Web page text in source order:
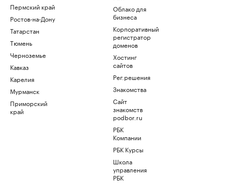
Пермский край
Ростов-на-Дону
Татарстан
Тюмень
Черноземье
Кавказ
Карелия
Мурманск
Приморский
край
Облако для
бизнеса
Корпоративный
регистратор
доменов
Хостинг
сайтов
Рег.решения
Знакомства
Сайт
знакомств
podbor.ru
РБК
Компании
РБК Курсы
Школа
управления
РБК